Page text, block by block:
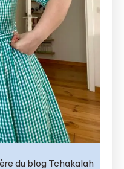
du blog Tchakalah